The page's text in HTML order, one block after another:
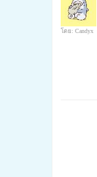
โดย: Candyx